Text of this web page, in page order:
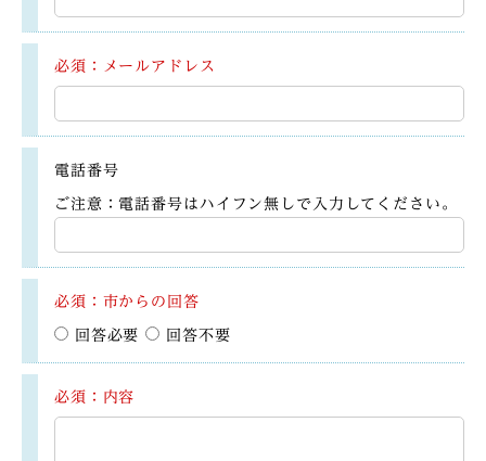
必須：メールアドレス
電話番号
ご注意：電話番号はハイフン無しで入力してください。
必須：市からの回答
回答必要 回答不要
必須：内容